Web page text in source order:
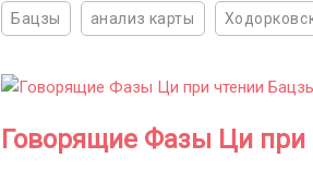
Бацзы анализ карты
Говорящие Фазы Ци при